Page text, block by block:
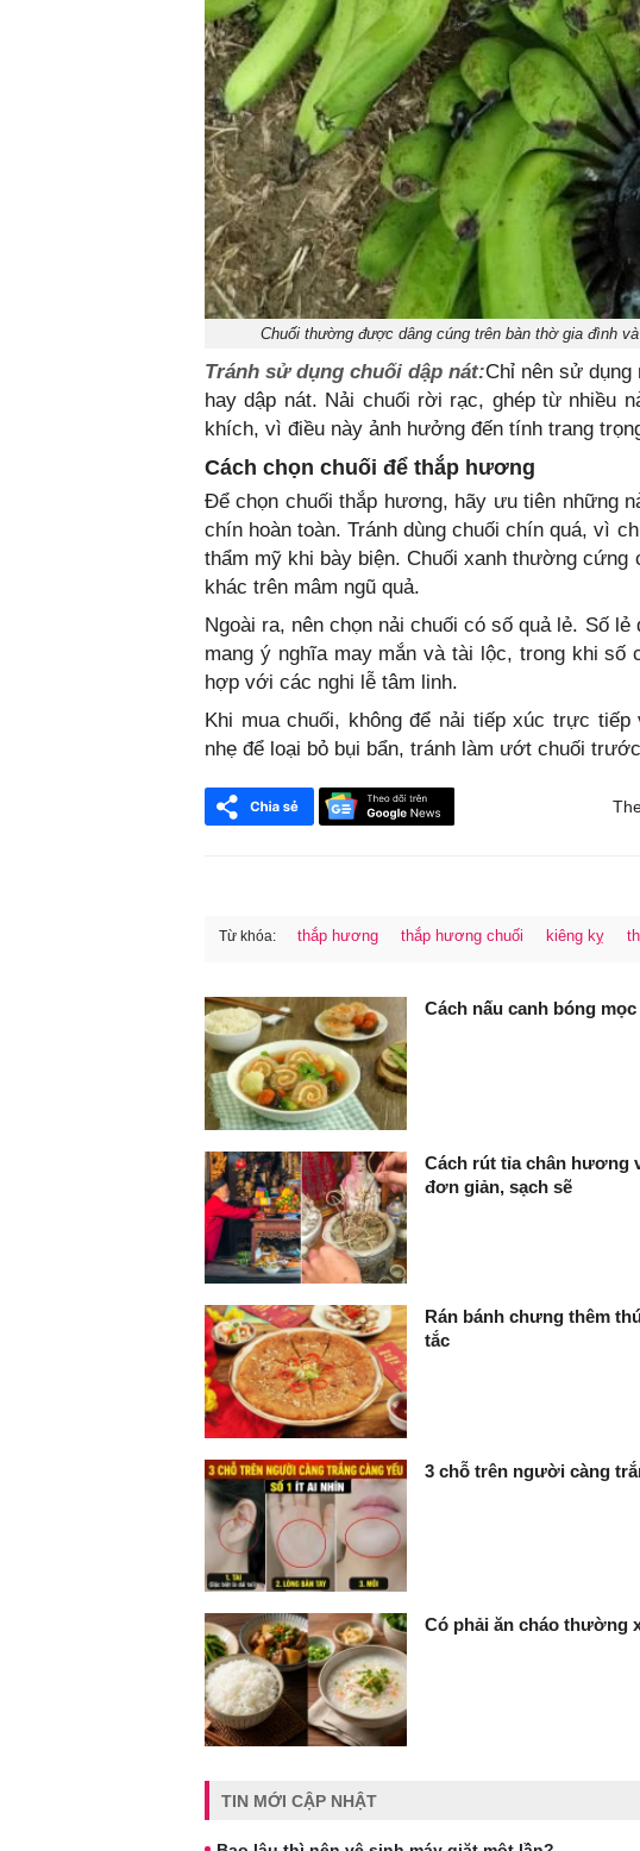
Chuối thường được dâng cúng trên bàn thờ gia đình
Tránh sử dụng chuối dập nát:Chỉ nên sử dụng
hay dập nát. Nải chuối rời rạc, ghép từ nhiều
khích, vì điều này ảnh hưởng đến tính trang
Cách chọn chuối để thắp hương
Để chọn chuối thắp hương, hãy ưu tiên những
chín hoàn toàn. Tránh dùng chuối chín quá, vì
thẩm mỹ khi bày biện. Chuối xanh thường
khác trên mâm ngũ quả.
Ngoài ra, nên chọn nải chuối có số quả lẻ. Số
mang ý nghĩa may mắn và tài lộc, trong khi số
hợp với các nghi lễ tâm linh.
Khi mua chuối, không để nải tiếp xúc trực
nhẹ để loại bỏ bụi bẩn, tránh làm ướt chuối
Từ khóa: thắp hương thắp hương chuối kiêng kỵ
Cách nấu canh bóng
Cách rút tỉa chân hương
đơn giản, sạch sẽ
Rán bánh chưng thêm
tắc
3 chỗ trên người càng
Có phải ăn cháo thường
TIN MỚI CẬP NHẬT